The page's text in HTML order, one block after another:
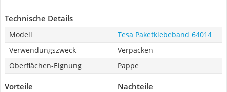
Technische Details
Modell
Tesa Paketklebeband 64014
Verwendungszweck
Verpacken
Oberflächen-Eignung
Pappe
Vorteile Nachteile